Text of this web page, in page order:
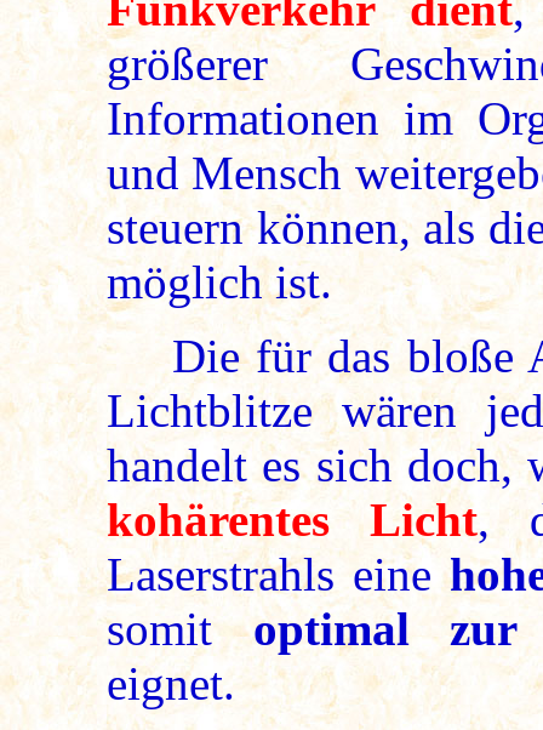
größerer
Informationen im
und Mensch
steuern können, als
möglich ist.
Die für das bloße
Lichtblitze wären
handelt es sich doch,
kohärentes Licht,
Laserstrahls eine
somitoptimal zur
eignet.